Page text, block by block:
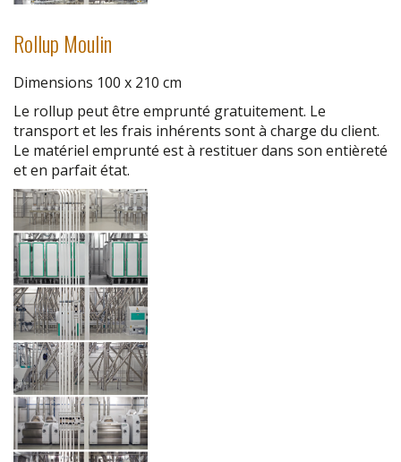
Rollup Moulin
Dimensions 100 x 210 cm
Le rollup peut être emprunté gratuitement. Le
transport et les frais inhérents sont à charge du client.
Le matériel emprunté est à restituer dans son entièreté
et en parfait état.